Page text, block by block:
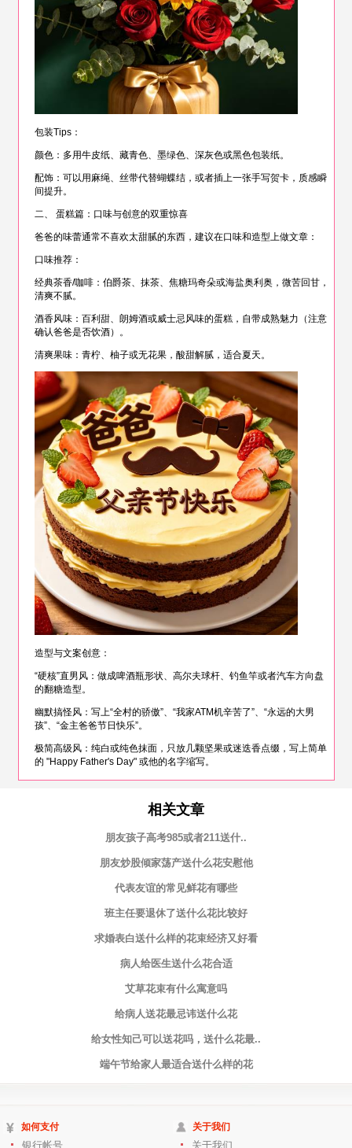
包装Tips：
颜色：多用牛皮纸、藏青色、墨绿色、深灰色或黑色包装纸。
配饰：可以用麻绳、丝带代替蝴蝶结，或者插上一张手写贺卡，质感瞬
间提升。
二、 蛋糕篇：口味与创意的双重惊喜
爸爸的味蕾通常不喜欢太甜腻的东西，建议在口味和造型上做文章：
口味推荐：
经典茶香/咖啡：伯爵茶、抹茶、焦糖玛奇朵或海盐奥利奥，微苦回甘，
清爽不腻。
酒香风味：百利甜、朗姆酒或威士忌风味的蛋糕，自带成熟魅力（注意
确认爸爸是否饮酒）。
清爽果味：青柠、柚子或无花果，酸甜解腻，适合夏天。
造型与文案创意：
“硬核”直男风：做成啤酒瓶形状、高尔夫球杆、钓鱼竿或者汽车方向盘
的翻糖造型。
幽默搞怪风：写上“全村的骄傲”、“我家ATM机辛苦了”、“永远的大男
孩”、“金主爸爸节日快乐”。
极简高级风：纯白或纯色抹面，只放几颗坚果或迷迭香点缀，写上简单
的 "Happy Father's Day" 或他的名字缩写。
相关文章
朋友孩子高考985或者211送什..
朋友炒股倾家荡产送什么花安慰他
代表友谊的常见鲜花有哪些
班主任要退休了送什么花比较好
求婚表白送什么样的花束经济又好看
病人给医生送什么花合适
艾草花束有什么寓意吗
给病人送花最忌讳送什么花
给女性知己可以送花吗，送什么花最..
端午节给家人最适合送什么样的花
如何支付 关于我们
银行帐号 关于我们